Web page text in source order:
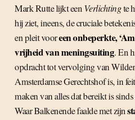
Mark Rutte lijkt een Verlichtingte
hij ziet, ineens, de cruciale
en pleit vooreen onbeperkte,
vrijheid van meningsuiting. En
opdracht tot vervolging van
Amsterdamse Gerechtshof is, in
maken van alles dat bereikt is sinds
Waar Balkenende faalde met zijn